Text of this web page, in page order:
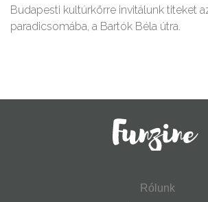
Budapesti kultúrkörre invitálunk titeket
paradicsomába, a Bartók Béla útra.
Rólunk